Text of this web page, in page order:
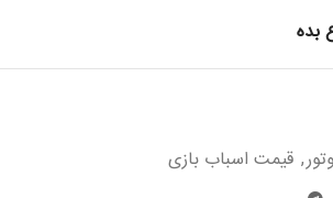
بده
, قیمت اسباب بازی